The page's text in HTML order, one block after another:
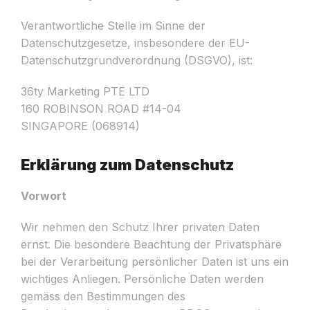
Verantwortliche Stelle im Sinne der
Datenschutzgesetze, insbesondere der EU-
Datenschutzgrundverordnung (DSGVO), ist:
36ty Marketing PTE LTD
160 ROBINSON ROAD #14-04
SINGAPORE (068914)
Erklärung zum Datenschutz
Vorwort
Wir nehmen den Schutz Ihrer privaten Daten
ernst. Die besondere Beachtung der Privatsphäre
bei der Verarbeitung persönlicher Daten ist uns ein
wichtiges Anliegen. Persönliche Daten werden
gemäss den Bestimmungen des